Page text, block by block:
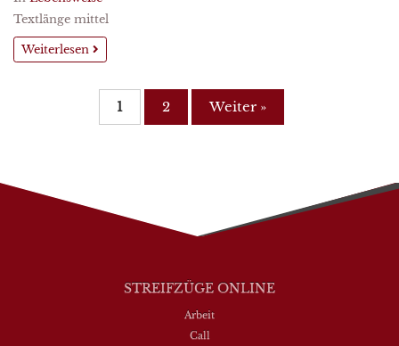
Textlänge mittel
Weiterlesen
1 2 Weiter »
STREIFZÜGE ONLINE
Arbeit
Call